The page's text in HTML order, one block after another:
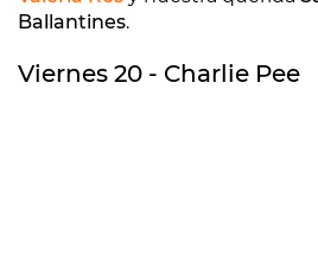
Ballantines.
Viernes 20 - Charlie Pee